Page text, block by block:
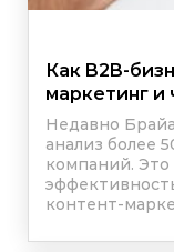
Как B2B-
маркетинг и
Недавно
анализ более
компаний. Это
контент-